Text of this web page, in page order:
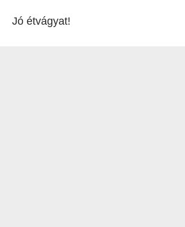
Jó étvágyat!